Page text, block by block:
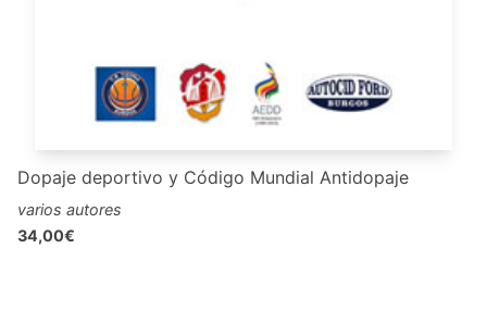
Dopaje deportivo y Código Mundial Antidopaje
varios autores
34,00€